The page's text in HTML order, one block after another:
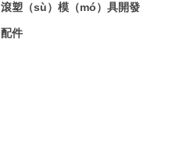
滾塑（sù）模（mó）具開發
配件